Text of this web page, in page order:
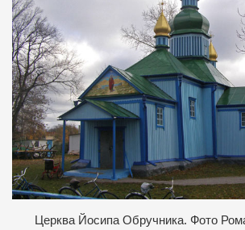
Церква Йосипа Обручника. Фото